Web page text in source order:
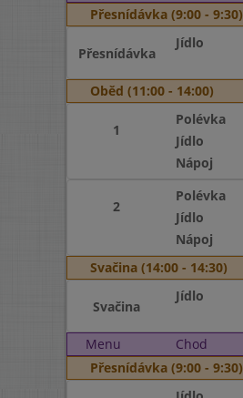
Přesnídávka (9:00 - 9:30)
Přesnídávka
Jídlo
Oběd (11:00 - 14:00)
1
Polévka
Jídlo
Nápoj
2
Polévka
Jídlo
Nápoj
Svačina (14:00 - 14:30)
Svačina
Jídlo
Menu Chod
Přesnídávka (9:00 - 9:30)